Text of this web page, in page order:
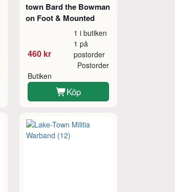
town Bard the Bowman
on Foot & Mounted
460 kr
1 i butiken
1 på
postorder
Butiken
Postorder
Köp